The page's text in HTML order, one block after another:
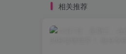
相关推荐